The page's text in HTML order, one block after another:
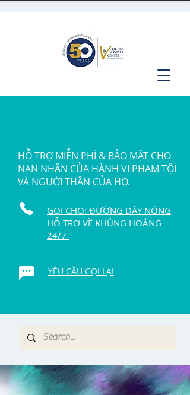
HỖ TRỢ MIỄN PHÍ & BẢO MẬT CHO
NẠN NHÂN CỦA HÀNH VI PHẠM TỘI
VÀ NGƯỜI THÂN CỦA HỌ.
GỌI CHO: ĐƯỜNG DÂY NÓNG
HỖ TRỢ VỀ KHỦNG HOẢNG
24/7
YÊU CẦU GỌI LẠI